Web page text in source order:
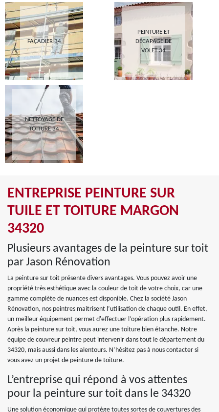
FAÇADIER 34
PEINTURE ET
DÉCAPAGE DE
VOLET 34
NETTOYAGE DE
TOITURE 34
ENTREPRISE PEINTURE SUR
TUILE ET TOITURE MARGON
34320
Plusieurs avantages de la peinture sur toit
par Jason Rénovation
La peinture sur toit présente divers avantages. Vous pouvez avoir une
propriété très esthétique avec la couleur de toit de votre choix, car une
gamme complète de nuances est disponible. Chez la société Jason
Rénovation, nos peintres maitrisent l’utilisation de chaque outil. En effet,
un meilleur équipement permet d'effectuer l’opération plus rapidement.
Après la peinture sur toit, vous aurez une toiture bien étanche. Notre
équipe de couvreur peintre peut intervenir dans tout le département du
34320, mais aussi dans les alentours. N’hésitez pas à nous contacter si
vous avez un projet de peinture de toiture.
L’entreprise qui répond à vos attentes
pour la peinture sur toit dans le 34320
Une solution économique qui protège toutes sortes de couvertures des